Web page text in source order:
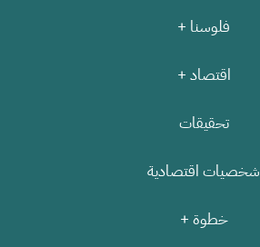
فلوسنا +
اقتصاد +
تحقيقات
شخصيات اقتصادية
خطوة +